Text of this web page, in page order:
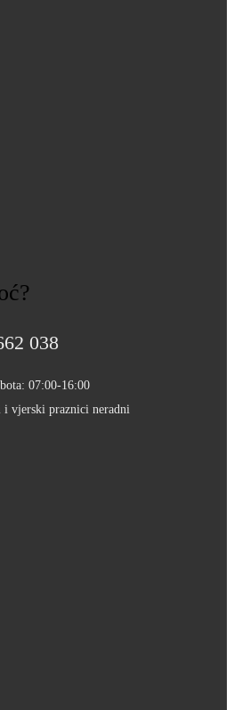
038
07:00-16:00
i vjerski praznici neradni